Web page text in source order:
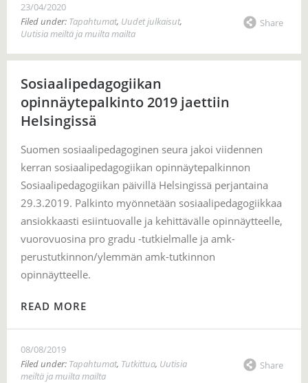
23/04/2020
Filed under: Tapahtumat, Uudet julkaisut,
Uutisia meiltä ja muilta mailta
Share
Sosiaalipedagogiikan
opinnäytepalkinto 2019 jaettiin
Helsingissä
Suomen sosiaalipedagoginen seura jakoi viidennen
kerran sosiaalipedagogiikan opinnäytepalkinnon
Sosiaalipedagogiikan päivillä Helsingissä perjantaina
29.3.2019. Palkinto myönnetään sosiaalipedagogiikkaa
ansiokkaasti esiintuovalle ja kehittävälle opinnäytteelle,
vuorovuosina pro gradu -tutkielmalle ja amk-
perustutkinnon/ylemmän amk-tutkinnon
opinnäytteelle.
READ MORE
08/08/2019
Filed under: Tapahtumat, Tutkittua, Uutisia
meiltä ja muilta mailta
Share